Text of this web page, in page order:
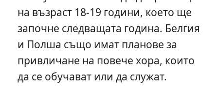
на възраст 18-19 години, което ще
започне следващата година. Белгия
и Полша също имат планове за
привличане на повече хора, които
да се обучават или да служат.